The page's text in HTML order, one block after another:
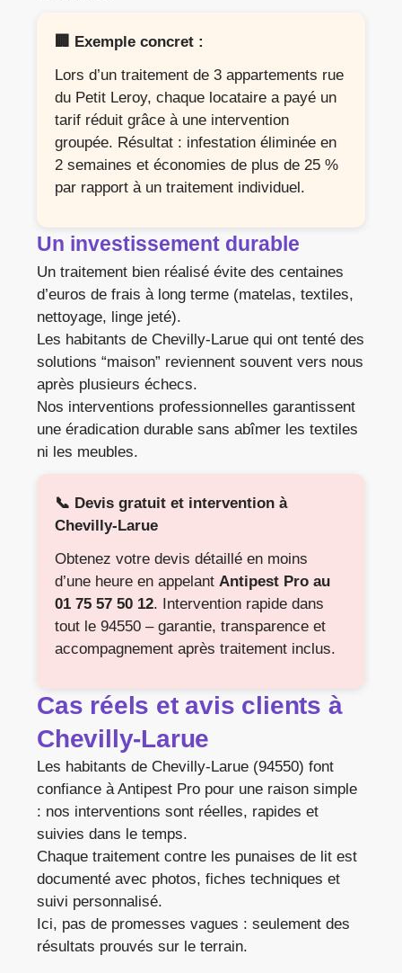
🏢 Exemple concret :
Lors d’un traitement de 3 appartements rue
du Petit Leroy, chaque locataire a payé un
tarif réduit grâce à une intervention
groupée. Résultat : infestation éliminée en
2 semaines et économies de plus de 25 %
par rapport à un traitement individuel.
Un investissement durable
Un traitement bien réalisé évite des centaines
d’euros de frais à long terme (matelas, textiles,
nettoyage, linge jeté).
Les habitants de Chevilly-Larue qui ont tenté des
solutions “maison” reviennent souvent vers nous
après plusieurs échecs.
Nos interventions professionnelles garantissent
une éradication durable sans abîmer les textiles
ni les meubles.
📞 Devis gratuit et intervention à
Chevilly-Larue
Obtenez votre devis détaillé en moins
d’une heure en appelant Antipest Pro au
01 75 57 50 12. Intervention rapide dans
tout le 94550 – garantie, transparence et
accompagnement après traitement inclus.
Cas réels et avis clients à
Chevilly-Larue
Les habitants de Chevilly-Larue (94550) font
confiance à Antipest Pro pour une raison simple
: nos interventions sont réelles, rapides et
suivies dans le temps.
Chaque traitement contre les punaises de lit est
documenté avec photos, fiches techniques et
suivi personnalisé.
Ici, pas de promesses vagues : seulement des
résultats prouvés sur le terrain.